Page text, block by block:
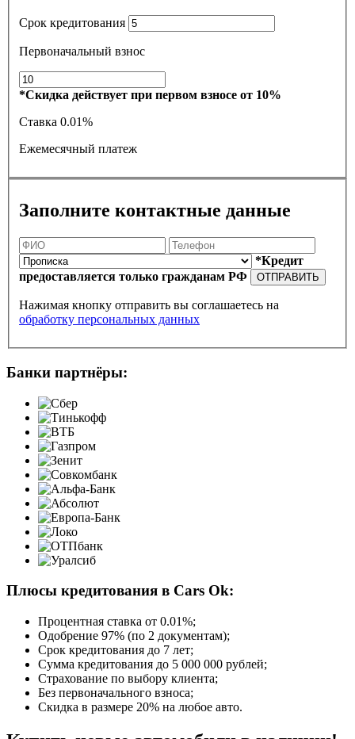
Срок кредитования
Первоначальный взнос
*Скидка действует при первом взносе от 10%
Ставка 0.01%
Ежемесячный платеж
Заполните контактные данные
*Кредит
предоставляется только гражданам РФ
ОТПРАВИТЬ
Нажимая кнопку отправить вы соглашаетесь на
обработку персональных данных
Банки партнёры:
Плюсы кредитования в Cars Ok:
Процентная ставка от 0.01%;
Одобрение 97% (по 2 документам);
Срок кредитования до 7 лет;
Сумма кредитования до 5 000 000 рублей;
Страхование по выбору клиента;
Без первоначального взноса;
Скидка в размере 20% на любое авто.